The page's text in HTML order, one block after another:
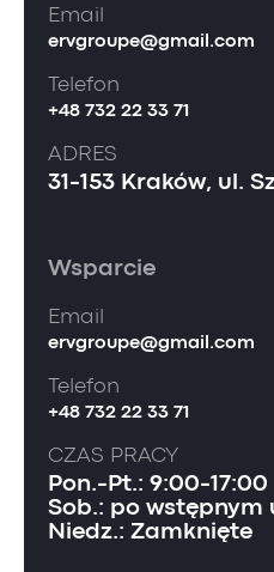
Email
ervgroupe@gmail.com
Telefon
+48 732 22 33 71
ADRES
31-153 Kraków, ul.
Wsparcie
Email
ervgroupe@gmail.com
Telefon
+48 732 22 33 71
CZAS PRACY
Pon.-Pt.: 9:00-17:00
Sob.: po wstępnym
Niedz.: Zamknięte